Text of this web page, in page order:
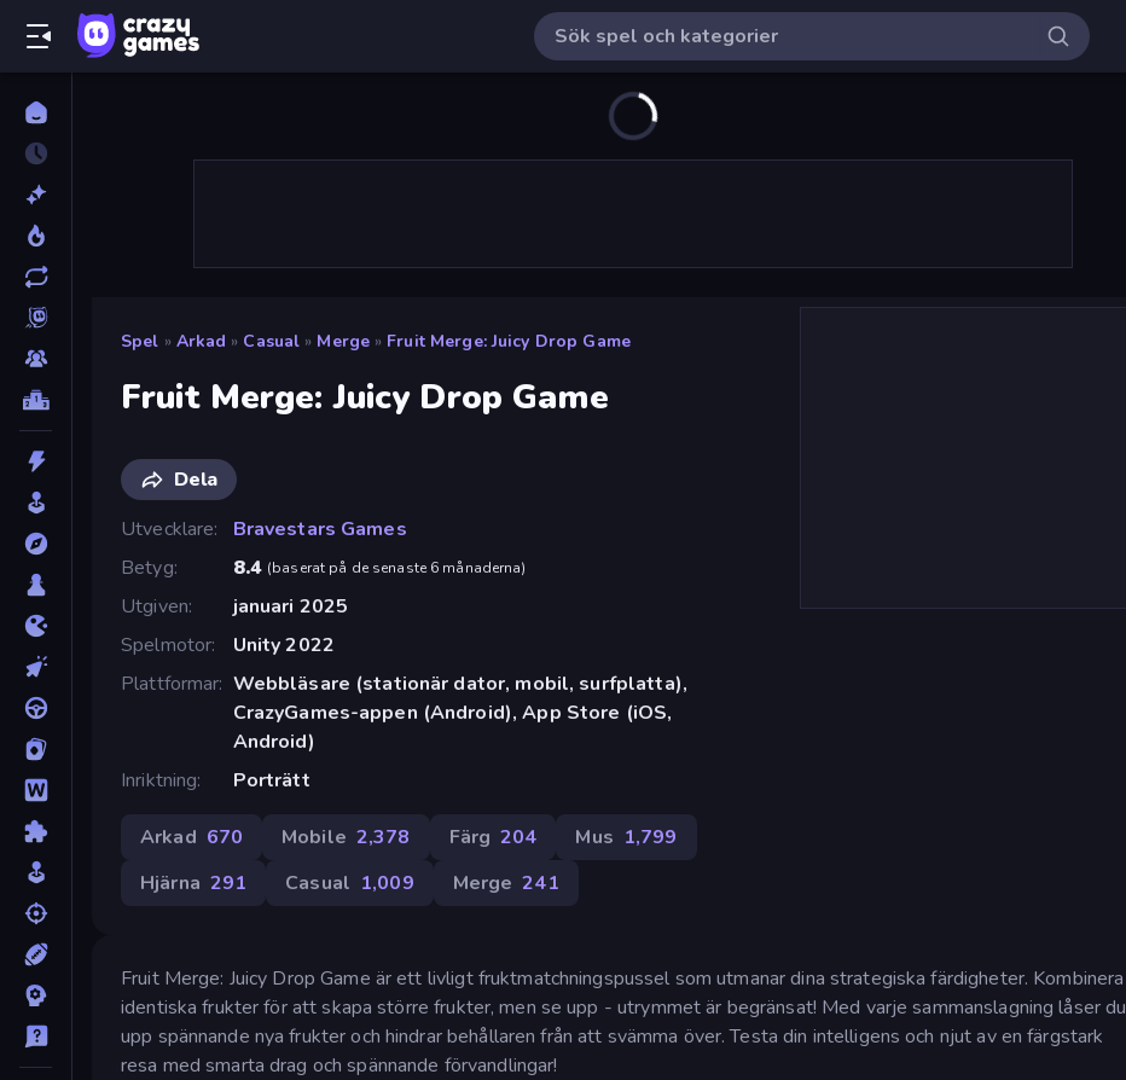
Spel » Arkad » Casual » Merge » Fruit Merge: Juicy Drop Game
Fruit Merge: Juicy Drop Game
Dela
Utvecklare
Bravestars Games
Betyg
8.4 (baserat på de senaste 6 månaderna)
Utgiven
januari 2025
Spelmotor
Unity 2022
Plattformar Webbläsare (stationär dator, mobil, surfplatta),
CrazyGames-appen (Android), App Store (iOS,
Android)
Inriktning
Porträtt
Arkad 670 Mobile 2,378 Färg 204 Mus 1,799
Hjärna 291 Casual 1,009 Merge 241
Fruit Merge: Juicy Drop Game är ett livligt fruktmatchningspussel som utmanar dina strategiska färdigheter. Kombinera
identiska frukter för att skapa större frukter, men se upp - utrymmet är begränsat! Med varje sammanslagning låser du
upp spännande nya frukter och hindrar behållaren från att svämma över. Testa din intelligens och njut av en färgstark
resa med smarta drag och spännande förvandlingar!